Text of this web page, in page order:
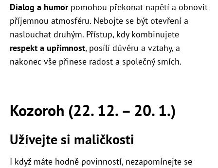
Dialog a humorpomohou překonat napětí a obnovit
příjemnou atmosféru. Nebojte se být otevření a
naslouchat druhým. Přístup, kdy kombinujete
respekt a upřímnost, posílí důvěru a vztahy, a
nakonec vše přinese radost a společný smích.
Kozoroh (22. 12. – 20. 1.)
Užívejte si maličkosti
I když máte hodně povinností, nezapomínejte se